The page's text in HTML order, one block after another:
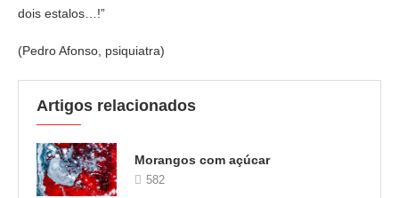
dois estalos…!”
(Pedro Afonso, psiquiatra)
Artigos relacionados
Morangos com açúcar
582